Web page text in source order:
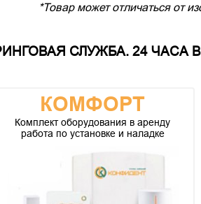
*Товар может отличаться от
СЛУЖБА. 24 ЧАСА
КОМФОРТ
Комплект оборудования в аренду
работа по установке и наладке